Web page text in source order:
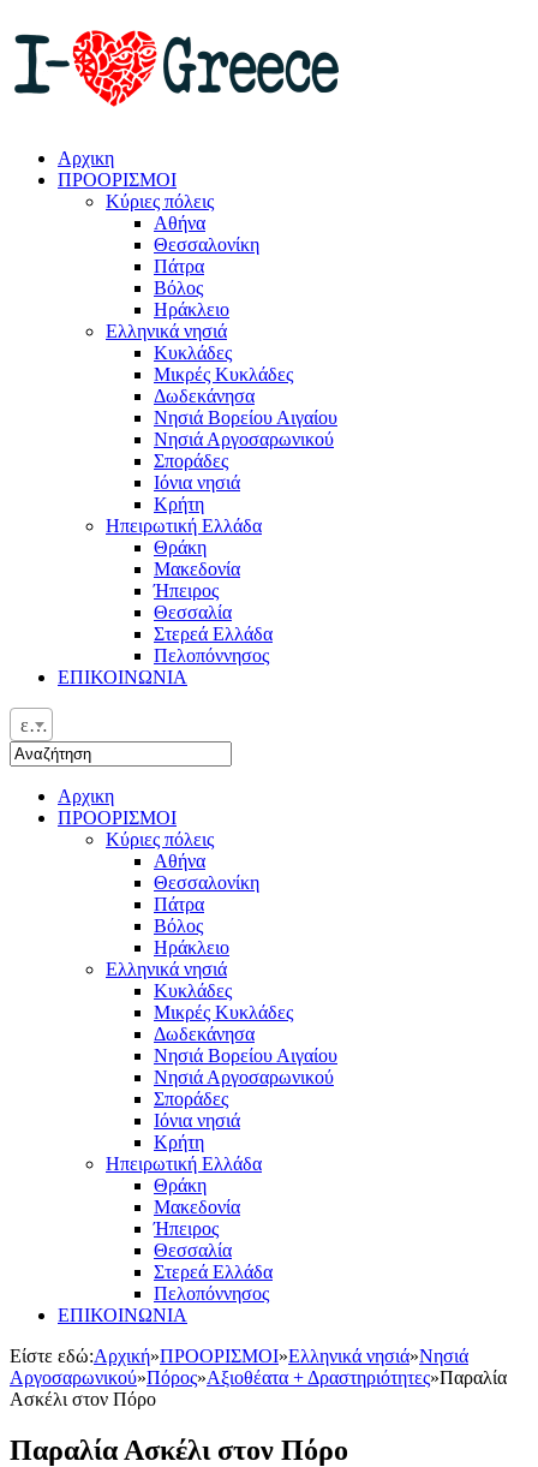
Αρχικη
ΠΡΟΟΡΙΣΜΟΙ
Κύριες πόλεις
Αθήνα
Θεσσαλονίκη
Πάτρα
Βόλος
Ηράκλειο
Ελληνικά νησιά
Κυκλάδες
Μικρές Κυκλάδες
Δωδεκάνησα
Νησιά Βορείου Αιγαίου
Νησιά Αργοσαρωνικού
Σποράδες
Ιόνια νησιά
Κρήτη
Ηπειρωτική Ελλάδα
Θράκη
Μακεδονία
Ήπειρος
Θεσσαλία
Στερεά Ελλάδα
Πελοπόννησος
ΕΠΙΚΟΙΝΩΝΙΑ
ελ
Αρχικη
ΠΡΟΟΡΙΣΜΟΙ
Κύριες πόλεις
Αθήνα
Θεσσαλονίκη
Πάτρα
Βόλος
Ηράκλειο
Ελληνικά νησιά
Κυκλάδες
Μικρές Κυκλάδες
Δωδεκάνησα
Νησιά Βορείου Αιγαίου
Νησιά Αργοσαρωνικού
Σποράδες
Ιόνια νησιά
Κρήτη
Ηπειρωτική Ελλάδα
Θράκη
Μακεδονία
Ήπειρος
Θεσσαλία
Στερεά Ελλάδα
Πελοπόννησος
ΕΠΙΚΟΙΝΩΝΙΑ
Είστε εδώ:Αρχική»ΠΡΟΟΡΙΣΜΟΙ»Ελληνικά νησιά»Νησιά
Αργοσαρωνικού»Πόρος»Αξιοθέατα + Δραστηριότητες»Παραλία
Ασκέλι στον Πόρο
Παραλία Ασκέλι στον Πόρο